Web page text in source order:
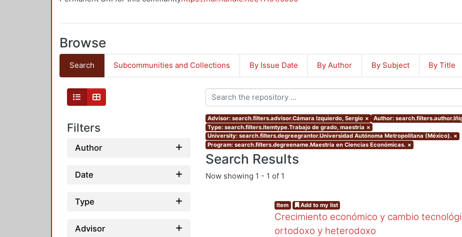
Browse
Search Subcommunities and Collections By Issue Date By Author By Subject By Title
Filters
Author
Date
Type
Advisor
Advisor: search.filters.advisor.Cámara Izquierdo, Sergio × Author:
Type: search.filters.itemtype.Trabajo de grado, maestría ×
University: search.filters.degreegrantor.Universidad Autónoma Metropolitana (México). ×
Program: search.filters.degreename.Maestría en Ciencias Económicas. ×
Search Results
Now showing 1 - 1 of 1
Item Add to my list
Crecimiento económico y cambio
ortodoxo y heterodoxo